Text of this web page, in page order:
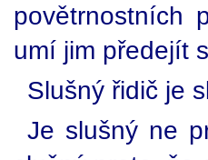
povětrnostních
umí jim předejít
Slušný řidič je
Je slušný ne